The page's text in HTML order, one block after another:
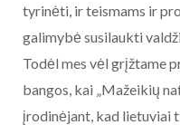
tyrinėti, ir teismams ir
galimybė susilaukti
Todėl mes vėl grįžtame
bangos, kai „Mažeikių
įrodinėjant, kad lietuviai